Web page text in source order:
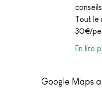
Tout le
30€/
En lire
Google Maps